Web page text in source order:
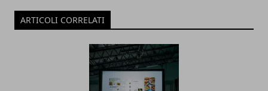
ARTICOLI CORRELATI